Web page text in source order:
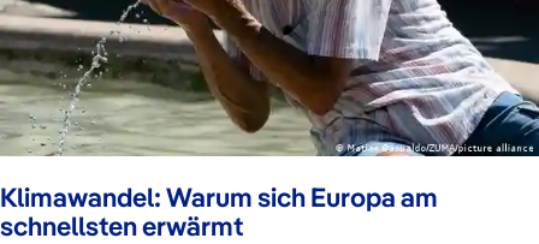
Klimawandel: Warum sich Europa am
schnellsten erwärmt